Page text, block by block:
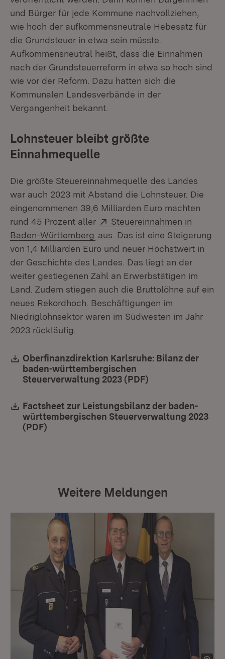
und Bürger für jede Kommune nachvollziehen,
wie hoch der aufkommensneutrale Hebesatz für
die Grundsteuer in etwa sein müsste.
Aufkommensneutral heißt, dass die Einnahmen
nach der Grundsteuerreform in etwa so hoch sind
wie vor der Reform. Dazu hatten sich die
Kommunalen Landesverbände in der
Vergangenheit bekannt.
Lohnsteuer bleibt größte
Einnahmequelle
Die größte Steuereinnahmequelle des Landes
war auch 2023 mit Abstand die Lohnsteuer. Die
eingenommenen 39,6 Milliarden Euro machten
rund 45 Prozent aller
Extern:
Steuereinnahmen in
Baden-Württemberg (Öffnet in neuem Fenster)
aus. Das ist eine Steigerung
von 1,4 Milliarden Euro und neuer Höchstwert in
der Geschichte des Landes. Das liegt an der
weiter gestiegenen Zahl an Erwerbstätigen im
Land. Zudem stiegen auch die Bruttolöhne auf ein
neues Rekordhoch. Beschäftigungen im
Niedriglohnsektor waren im Südwesten im Jahr
2023 rückläufig.
Download:
Oberfinanzdirektion Karlsruhe: Bilanz der
baden-württembergischen
Steuerverwaltung 2023 (PDF)
Download:
Factsheet zur Leistungsbilanz der baden-
württembergischen Steuerverwaltung 2023
(PDF)
Weitere Meldungen